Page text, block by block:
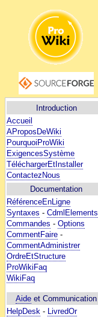
Introduction
Accueil
AProposDeWiki
PourquoiProWiki
ExigencesSystème
TéléchargerEtInstaller
ContactezNous
Documentation
RéférenceEnLigne
Syntaxes - CdmlElements
Commandes - Options
CommentFaire -
CommentAdministrer
OrdreEtStructure
ProWikiFaq
WikiFaq
Aide et Communication
HelpDesk - LivredOr